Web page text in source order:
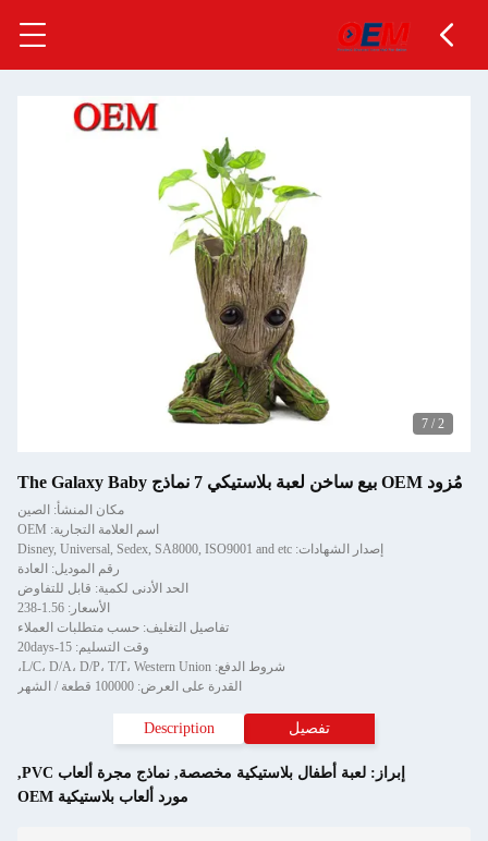
2
/
7
مُزود OEM بيع ساخن لعبة بلاستيكي 7 نماذج The Galaxy Baby
مكان المنشأ: الصين
اسم العلامة التجارية: OEM
إصدار الشهادات: Disney, Universal, Sedex, SA8000, ISO9001 and etc
رقم الموديل: العادة
الحد الأدنى لكمية: قابل للتفاوض
الأسعار: 1.56-238
تفاصيل التغليف: حسب متطلبات العملاء
وقت التسليم: 15-20days
شروط الدفع: L/C، D/A، D/P، T/T، Western Union،
القدرة على العرض: 100000 قطعة / الشهر
تفصيل Description
إبراز: لعبة أطفال بلاستيكية مخصصة, نماذج مجرة ألعاب PVC
,
مورد ألعاب بلاستيكية OEM